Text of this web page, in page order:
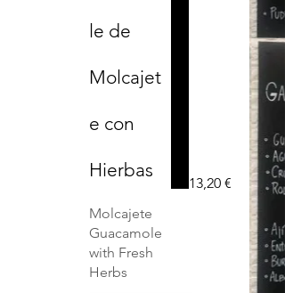
le de
Molcajet
e con
Hierbas
Molcajete
Guacamole
with Fresh
Herbs
13,20 €